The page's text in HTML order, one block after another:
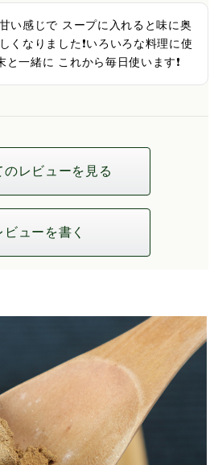
い感じで スープに入れると味に奥
くなりました❗いろいろな料理に使
一緒に これから毎日使います❗
のレビューを見る
ビューを書く